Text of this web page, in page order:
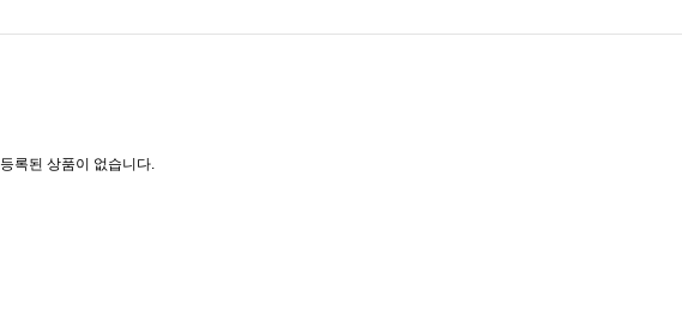
등록된 상품이 없습니다.